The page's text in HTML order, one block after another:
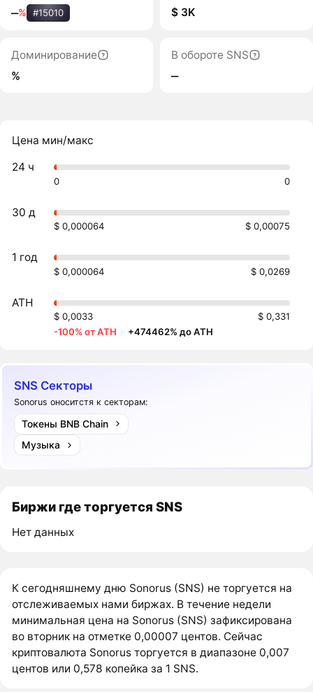
‒% #15010
$ 3K
Доминирование
%
В обороте SNS
‒
Цена мин/макс
24 ч
0 0
30 д
$ 0,000064 $ 0,00075
1 год
$ 0,000064 $ 0,0269
ATH
$ 0,0033
$ 0,331
-100% от ATH · +474462% до ATH
SNS Секторы
Sonorus оноситстя к секторам:
Токены BNB Chain
Музыка
Биржи где торгуется SNS
Нет данных
К сегодняшнему дню Sonorus (SNS) не торгуется на
отслеживаемых нами биржах. В течение недели
минимальная цена на Sonorus (SNS) зафиксирована
во вторник на отметке 0,00007 центов. Сейчас
криптовалюта Sonorus торгуется в диапазоне 0,007
центов или 0,578 копейка за 1 SNS.